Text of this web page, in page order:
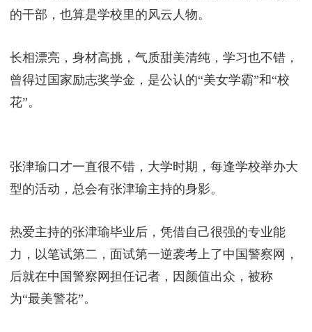
的干部，也算是学校里的风云人物。
长相漂亮，身材高挑，气质甜美清纯，学习也不错，
曾得过国家励志奖学金，是公认的“美女学霸”和“校
花‬”。